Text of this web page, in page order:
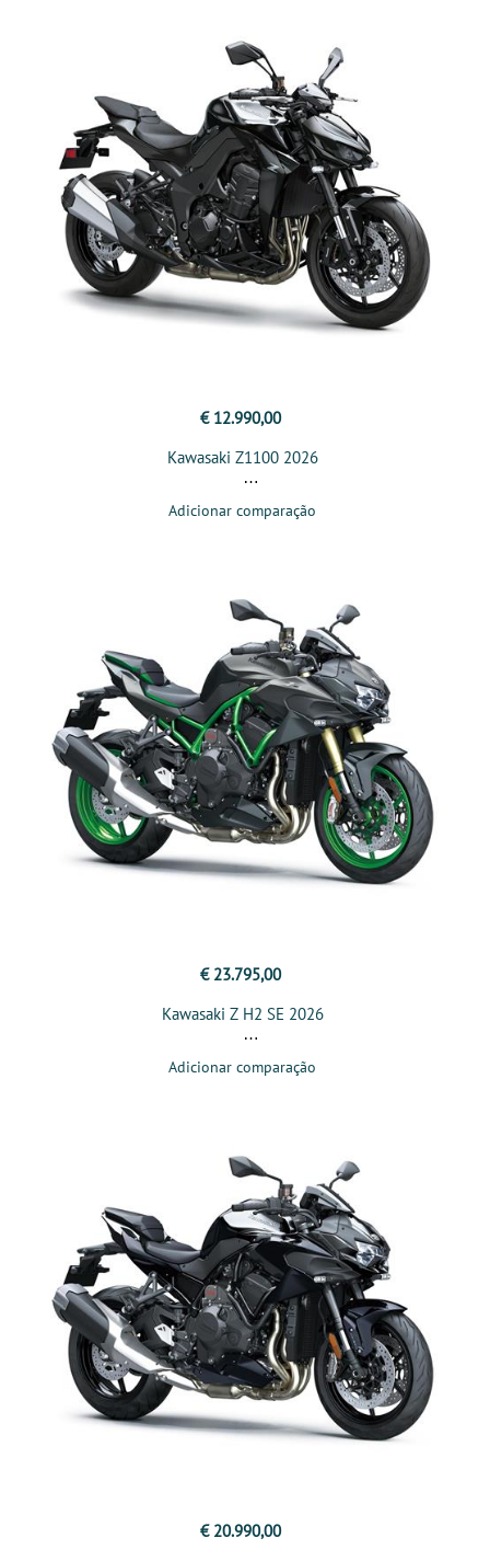
€ 12.990,00
Kawasaki Z1100 2026
Adicionar comparação
€ 23.795,00
Kawasaki Z H2 SE 2026
Adicionar comparação
€ 20.990,00